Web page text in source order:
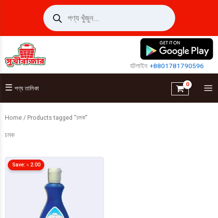
Products
search
হটলাইন:+8801781790596
☰ পণ্য তালিকা
Home / Products tagged “চমক”
চমক
Save: ৳ 2.00